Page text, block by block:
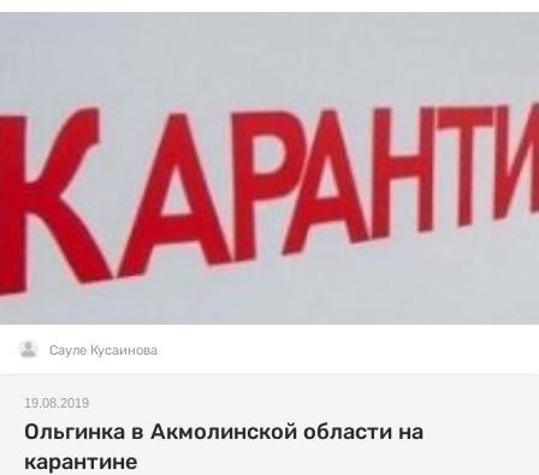
Сауле Кусаинова
19.08.2019
Ольгинка в Акмолинской области на
карантине